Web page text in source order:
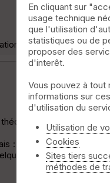
une option de
OUI !
: est-ce bien le bon
soit ma vitesse : si
En cliquant sur
usage technique
que l'utilisation
statistiques ou de
proposer des
d'interêt.
Vous pouvez à
informations sur
d'utilisation du
Utilisation de
Cookies
Sites tiers
méthodes de